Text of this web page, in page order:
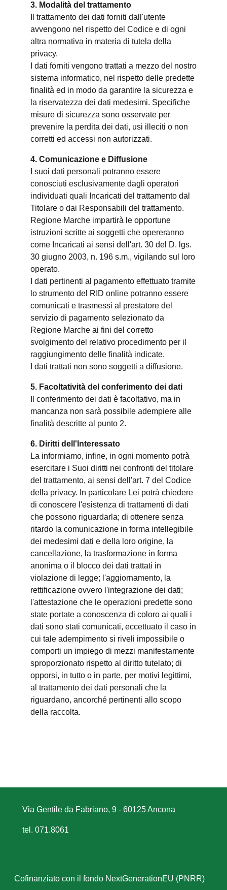
3. Modalità del trattamento
Il trattamento dei dati forniti dall'utente
avvengono nel rispetto del Codice e di ogni
altra normativa in materia di tutela della
privacy.
I dati forniti vengono trattati a mezzo del nostro
sistema informatico, nel rispetto delle predette
finalità ed in modo da garantire la sicurezza e
la riservatezza dei dati medesimi. Specifiche
misure di sicurezza sono osservate per
prevenire la perdita dei dati, usi illeciti o non
corretti ed accessi non autorizzati.
4. Comunicazione e Diffusione
I suoi dati personali potranno essere
conosciuti esclusivamente dagli operatori
individuati quali Incaricati del trattamento dal
Titolare o dai Responsabili del trattamento.
Regione Marche impartirà le opportune
istruzioni scritte ai soggetti che opereranno
come Incaricati ai sensi dell'art. 30 del D. lgs.
30 giugno 2003, n. 196 s.m., vigilando sul loro
operato.
I dati pertinenti al pagamento effettuato tramite
lo strumento del RID online potranno essere
comunicati e trasmessi al prestatore del
servizio di pagamento selezionato da
Regione Marche ai fini del corretto
svolgimento del relativo procedimento per il
raggiungimento delle finalità indicate.
I dati trattati non sono soggetti a diffusione.
5. Facoltatività del conferimento dei dati
Il conferimento dei dati è facoltativo, ma in
mancanza non sarà possibile adempiere alle
finalità descritte al punto 2.
6. Diritti dell'Interessato
La informiamo, infine, in ogni momento potrà
esercitare i Suoi diritti nei confronti del titolare
del trattamento, ai sensi dell'art. 7 del Codice
della privacy. In particolare Lei potrà chiedere
di conoscere l'esistenza di trattamenti di dati
che possono riguardarla; di ottenere senza
ritardo la comunicazione in forma intellegibile
dei medesimi dati e della loro origine, la
cancellazione, la trasformazione in forma
anonima o il blocco dei dati trattati in
violazione di legge; l'aggiornamento, la
rettificazione ovvero l'integrazione dei dati;
l'attestazione che le operazioni predette sono
state portate a conoscenza di coloro ai quali i
dati sono stati comunicati, eccettuato il caso in
cui tale adempimento si riveli impossibile o
comporti un impiego di mezzi manifestamente
sproporzionato rispetto al diritto tutelato; di
opporsi, in tutto o in parte, per motivi legittimi,
al trattamento dei dati personali che la
riguardano, ancorché pertinenti allo scopo
della raccolta.
Via Gentile da Fabriano, 9 - 60125 Ancona
tel. 071.8061
Cofinanziato con il fondo NextGenerationEU (PNRR)